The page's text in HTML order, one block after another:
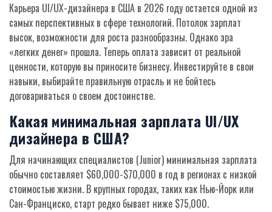
Карьера UI/UX-дизайнера в США в 2026 году остается одной из
самых перспективных в сфере технологий. Потолок зарплат
высок, возможности для роста разнообразны. Однако эра
«легких денег» прошла. Теперь оплата зависит от реальной
ценности, которую вы приносите бизнесу. Инвестируйте в свои
навыки, выбирайте правильную отрасль и не бойтесь
договариваться о своем достоинстве.
Какая минимальная зарплата UI/UX
дизайнера в США?
Для начинающих специалистов (Junior) минимальная зарплата
обычно составляет $60,000-$70,000 в год в регионах с низкой
стоимостью жизни. В крупных городах, таких как Нью-Йорк или
Сан-Франциско, старт редко бывает ниже $75,000.